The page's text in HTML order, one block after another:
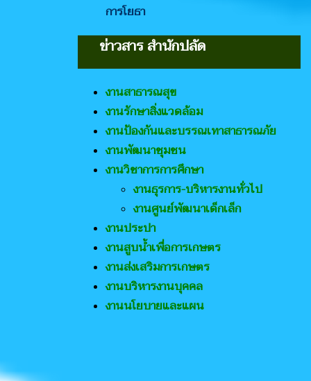
การโยธา
ข่าวสาร สำนักปลัด
งานสาธารณสุข
งานรักษาสิ่งแวดล้อม
งานป้องกันและบรรณเทาสาธารณภัย
งานพัฒนาชุมชน
งานวิชาการการศึกษา
งานธุรการ-บริหารงานทั่วไป
งานศูนย์พัฒนาเด็กเล็ก
งานประปา
งานสูบน้ำเพื่อการเกษตร
งานส่งเสริมการเกษตร
งานบริหารงานบุคคล
งานนโยบายและแผน